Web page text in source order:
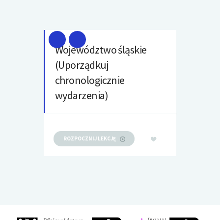
Województwo śląskie
(Uporządkuj
chronologicznie
wydarzenia)
ROZPOCZNIJ LEKCJĘ